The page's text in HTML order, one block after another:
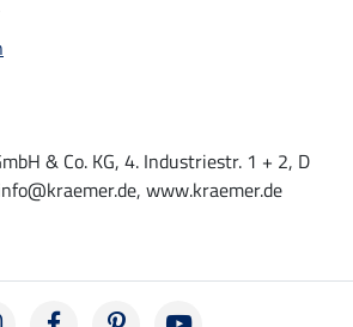
& Co. KG, 4. Industriestr. 1 + 2, D
www.kraemer.de